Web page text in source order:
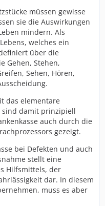
müssen gewisse
sie die Auswirkungen
mindern. Als
welches ein
über die
Gehen, Stehen,
Sehen, Hören,
das elementare
sind damit prinzipiell
auch durch die
gezeigt.
bei Defekten und auch
stellt eine
Hilfsmittels, der
dar. In diesem
muss es aber